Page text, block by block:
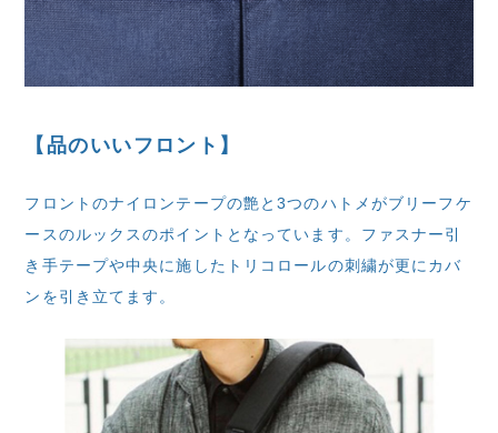
【品のいいフロント】
フロントのナイロンテープの艶と3つのハトメがブリーフケ
ースのルックスのポイントとなっています。ファスナー引
き手テープや中央に施したトリコロールの刺繍が更にカバ
ンを引き立てます。